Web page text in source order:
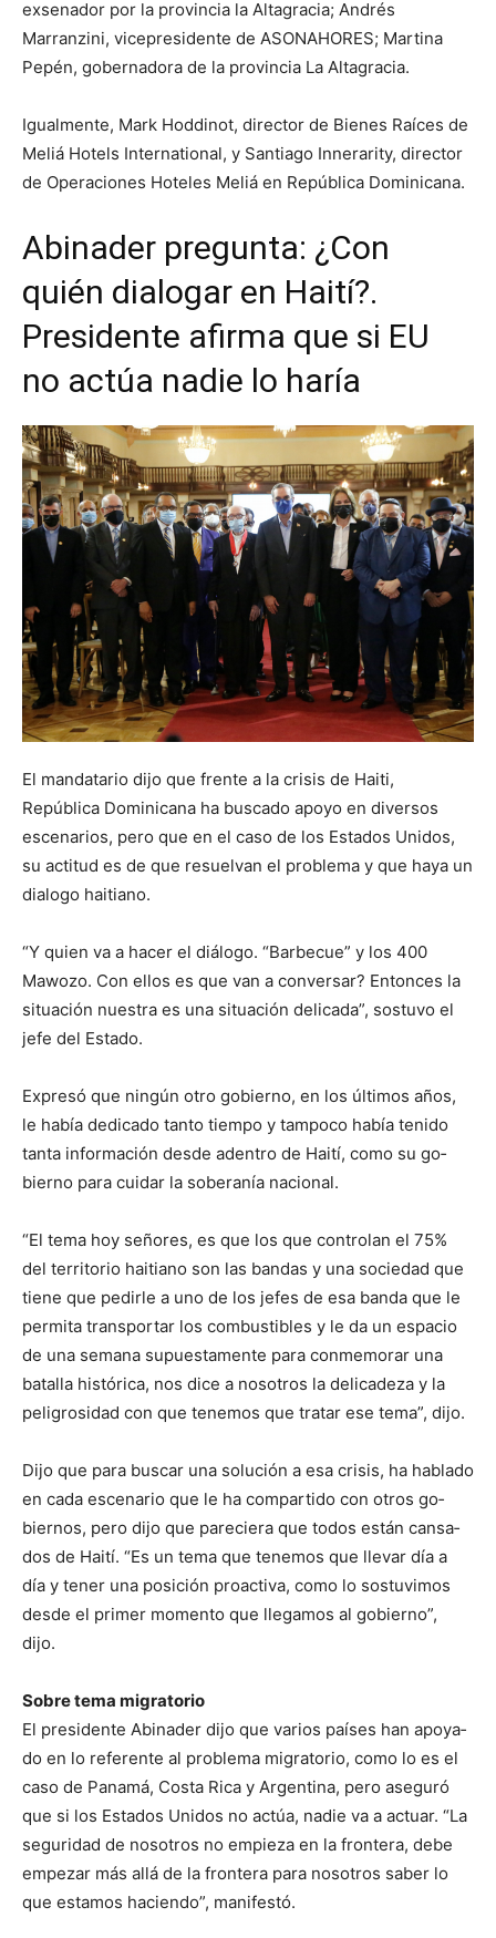
exsenador por la provincia la Altagracia; Andrés
Marranzini, vicepresidente de ASONAHORES; Martina
Pepén, gobernadora de la provincia La Altagracia.
Igualmente, Mark Hoddinot, director de Bienes Raíces de
Meliá Hotels International, y Santiago Innerarity, director
de Operaciones Hoteles Meliá en República Dominicana.
Abinader pregunta: ¿Con
quién dialogar en Haití?.
Presidente afirma que si EU
no actúa nadie lo haría
El mandatario dijo que frente a la crisis de Haiti,
República Dominicana ha buscado apoyo en diversos
escenarios, pero que en el caso de los Estados Uni­dos,
su actitud es de que resuelvan el problema y que haya un
dialogo haitia­no.
“Y quien va a hacer el diá­logo. “Barbecue” y los 400
Mawozo. Con ellos es que van a conversar? Entonces la
situación nuestra es una situación delicada”, sostuvo el
jefe del Estado.
Expresó que ningún otro gobierno, en los úl­timos años,
le había dedi­cado tanto tiempo y tam­poco había tenido
tanta información desde aden­tro de Haití, como su go­
bierno para cuidar la so­beranía nacional.
“El tema hoy señores, es que los que controlan el 75%
del territorio hai­tiano son las bandas y una sociedad que
tiene que pe­dirle a uno de los jefes de esa banda que le
permi­ta transportar los combus­tibles y le da un espacio
de una semana supuestamente para conmemorar una
bata­lla histórica, nos dice a no­sotros la delicadeza y la
pe­ligrosidad con que tenemos que tratar ese tema”, dijo.
Dijo que para buscar una solución a esa crisis, ha habla­do
en cada escenario que le ha compartido con otros go­
biernos, pero dijo que pare­ciera que todos están cansa­
dos de Haití. “Es un tema que tenemos que llevar día a
día y tener una posición proactiva, como lo sostuvimos
desde el primer momento que llega­mos al gobierno”,
dijo.
Sobre tema migratorio
El presidente Abinader dijo que varios países han apoya­
do en lo referente al proble­ma migratorio, como lo es el
caso de Panamá, Costa Ri­ca y Argentina, pero asegu­ró
que si los Estados Unidos no actúa, nadie va a actuar. “La
seguridad de nosotros no empieza en la frontera, debe
empezar más allá de la fron­tera para nosotros saber lo
que estamos haciendo”, ma­nifestó.